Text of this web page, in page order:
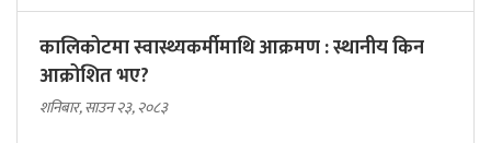
कालिकोटमा स्वास्थ्यकर्मीमाथि आक्रमण : स्थानीय किन
आक्रोशित भए?
शनिबार, साउन २३, २०८३